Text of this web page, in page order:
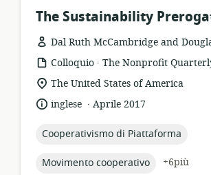
The Sustainability
Dal Ruth McCambridge and
formato
della
risorsa:
Colloquio .
publisher:
The Nonprofit
località
di
pertinenza:
The United States of America
lingua:inglese .
data
pubblicazione:
Aprile 2017
topic:
Cooperativismo di Piattaforma
topic:
Movimento cooperativo
+6più